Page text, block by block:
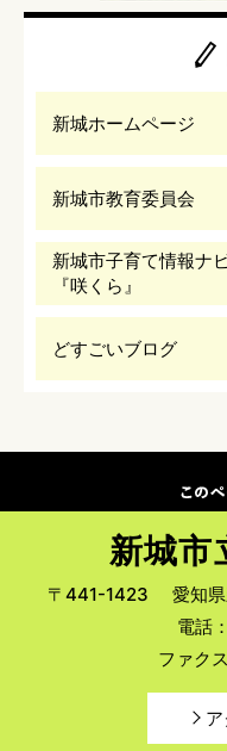
新城ホームページ
新城市教育委員会
新城市子育て情報ナ
『咲くら』
どすごいブログ
新城市
〒441-1423
愛知
電話
ファク